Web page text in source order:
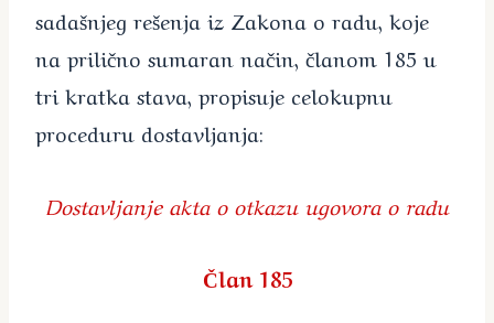
sadašnjeg rešenja iz Zakona o radu, koje
na prilično sumaran način, članom 185 u
tri kratka stava, propisuje celokupnu
proceduru dostavljanja:
Dostavljanje akta o otkazu ugovora o radu
Član 185